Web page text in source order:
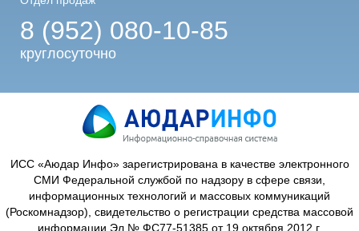
8 (952) 080-10-85
круглосуточно
ИСС «Аюдар Инфо» зарегистрирована в качестве электронного
СМИ Федеральной службой по надзору в сфере связи,
информационных технологий и массовых коммуникаций
(Роскомнадзор), свидетельство о регистрации средства массовой
информации Эл № ФС77-51385 от 19 октября 2012 г.